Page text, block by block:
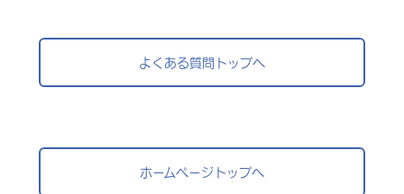
よくある質問トップへ
ホームページトップへ